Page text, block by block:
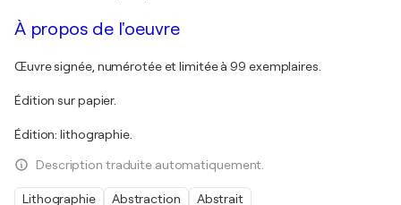
À propos de l'oeuvre
Œuvre signée, numérotée et limitée à 99 exemplaires.
Édition sur papier.
Édition: lithographie.
Description traduite automatiquement.
Lithographie Abstraction Abstrait